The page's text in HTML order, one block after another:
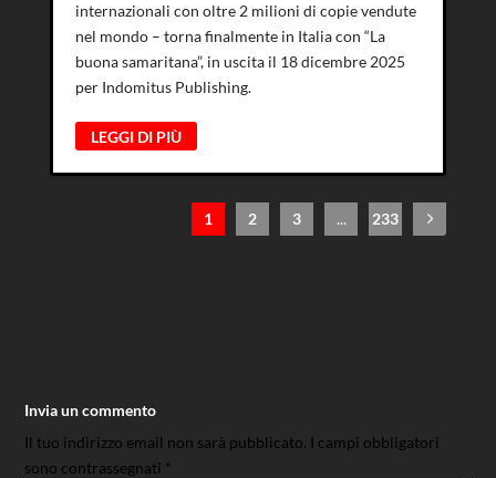
internazionali con oltre 2 milioni di copie vendute
nel mondo – torna finalmente in Italia con “La
buona samaritana”, in uscita il 18 dicembre 2025
per Indomitus Publishing.
LEGGI DI PIÙ
1 2 3 ... 233
Invia un commento
Il tuo indirizzo email non sarà pubblicato. I campi obbligatori
sono contrassegnati *